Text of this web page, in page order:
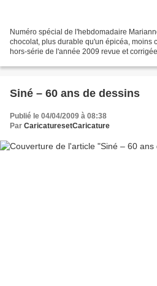
Numéro spécial de l'hebdomadaire
chocolat, plus durable qu'un épicéa, moins
hors-série de l'année 2009 revue et
Siné – 60 ans de dessins
Publié le 04/04/2009 à 08:38
Par CaricaturesetCaricature